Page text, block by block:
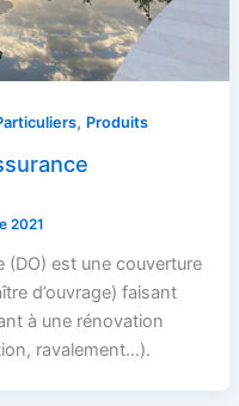
, Produits
2021
(DO) est une couverture
d’ouvrage) faisant
à une rénovation
ravalement…).